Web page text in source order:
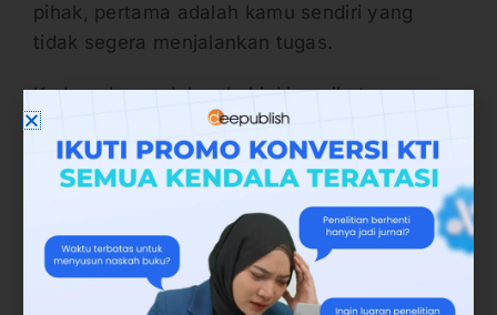
pihak, pertama adalah kamu sendiri yang
tidak segera menjalankan tugas.
Kedua, dosen dalam hal ini juga ikut
berkontribusi melakukan kesalahan. Sebab
sudah paham menjalankan kegiatan mengajar
daring namun tidak selalu online di
smartphone. Sehingga terlambat dalam
memberikan jawaban. Jika sudah terjadi,
kamu perlu bernegosiasi secara ketat dengan
dosen agar mendapat dispensasi.